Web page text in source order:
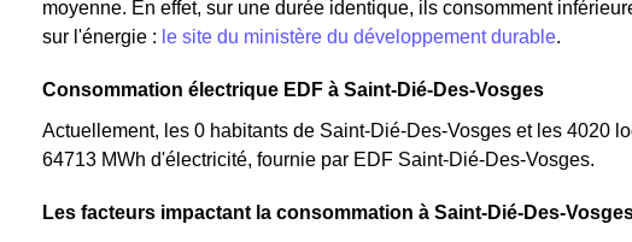
moyenne. En effet, sur une durée identique, ils consomment
sur l'énergie : le site du ministère du développement durable.
Consommation électrique EDF à Saint-Dié-Des-Vosges
Actuellement, les 0 habitants de Saint-Dié-Des-Vosges et les 4020
64713 MWh d'électricité, fournie par EDF Saint-Dié-Des-Vosges.
Les facteurs impactant la consommation à Saint-Dié-Des-